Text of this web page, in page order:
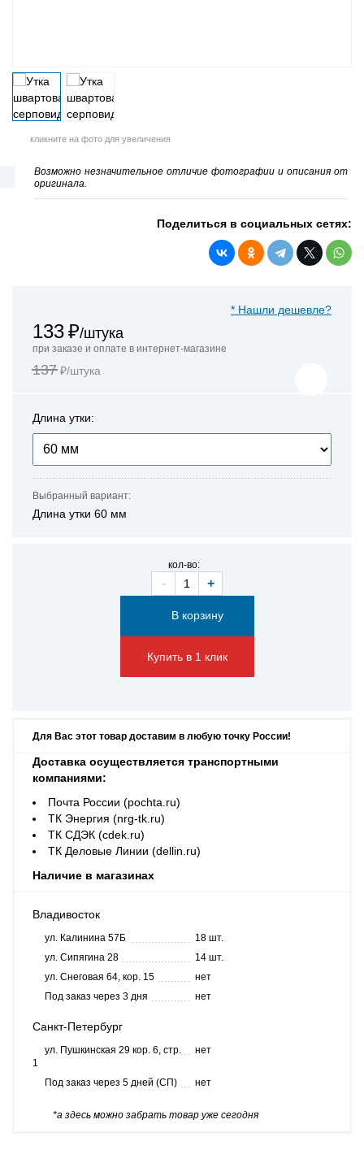
кликните на фото для увеличения
Возможно незначительное отличие фотографии и описания от
оригинала.
Поделиться в социальных сетях:
* Нашли дешевле?
133₽/штука
при заказе и оплате в интернет-магазине
137₽/штука
Длина утки:
Выбранный вариант:
Длина утки 60 мм
кол-во:
- +
Купить в 1 клик
Для Вас этот товар доставим в любую точку России!
Доставка осуществляется транспортными
компаниями:
Почта России (pochta.ru)
ТК Энергия (nrg-tk.ru)
ТК СДЭК (cdek.ru)
ТК Деловые Линии (dellin.ru)
Наличие в магазинах
Владивосток
ул. Калинина 57Б
18 шт.
ул. Сипягина 28
14 шт.
ул. Снеговая 64, кор. 15
нет
Под заказ через 3 дня
нет
Санкт-Петербург
ул. Пушкинская 29 кор. 6, стр.
1
нет
Под заказ через 5 дней (СП) нет
*а здесь можно забрать товар уже сегодня